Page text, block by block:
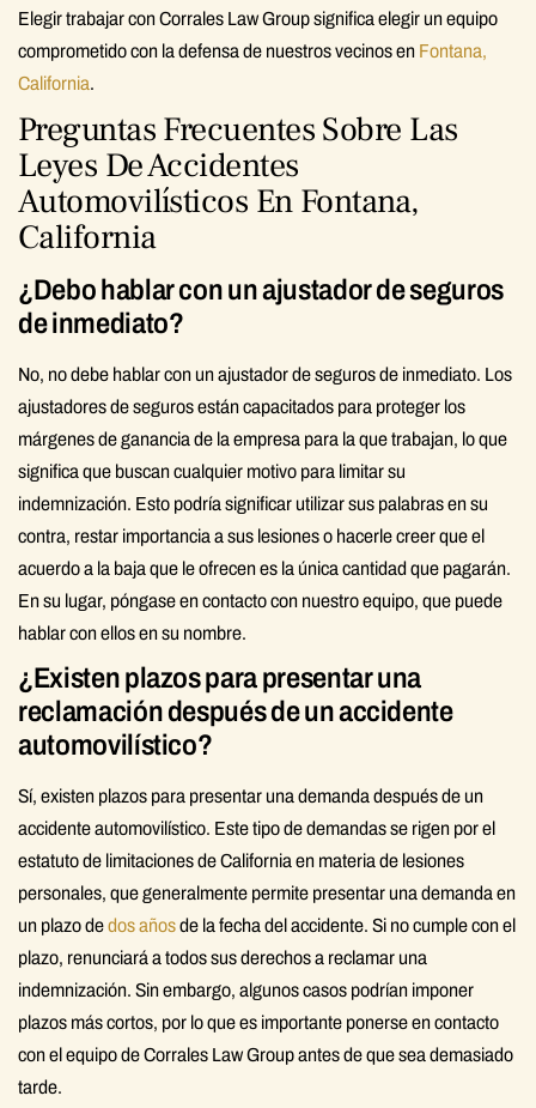
Elegir trabajar con Corrales Law Group significa elegir un equipo
comprometido con la defensa de nuestros vecinos en Fontana,
California.
Preguntas Frecuentes Sobre Las
Leyes De Accidentes
Automovilísticos En Fontana,
California
¿Debo hablar con un ajustador de seguros
de inmediato?
No, no debe hablar con un ajustador de seguros de inmediato. Los
ajustadores de seguros están capacitados para proteger los
márgenes de ganancia de la empresa para la que trabajan, lo que
significa que buscan cualquier motivo para limitar su
indemnización. Esto podría significar utilizar sus palabras en su
contra, restar importancia a sus lesiones o hacerle creer que el
acuerdo a la baja que le ofrecen es la única cantidad que pagarán.
En su lugar, póngase en contacto con nuestro equipo, que puede
hablar con ellos en su nombre.
¿Existen plazos para presentar una
reclamación después de un accidente
automovilístico?
Sí, existen plazos para presentar una demanda después de un
accidente automovilístico. Este tipo de demandas se rigen por el
estatuto de limitaciones de California en materia de lesiones
personales, que generalmente permite presentar una demanda en
un plazo dedos añosde la fecha del accidente. Si no cumple con el
plazo, renunciará a todos sus derechos a reclamar una
indemnización. Sin embargo, algunos casos podrían imponer
plazos más cortos, por lo que es importante ponerse en contacto
con el equipo de Corrales Law Group antes de que sea demasiado
tarde.